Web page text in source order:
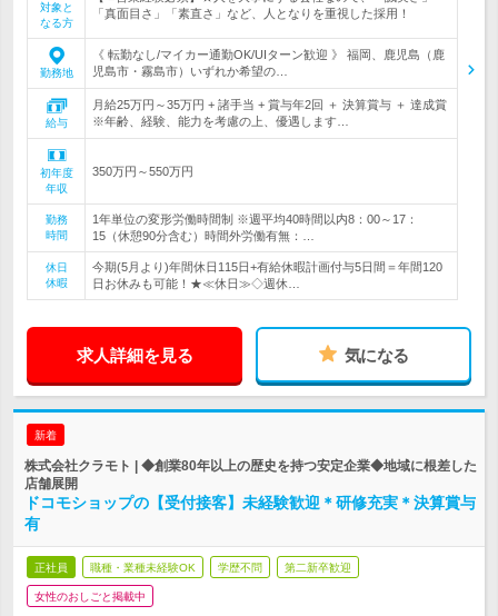
対象と
なる方
「真面目さ」「素直さ」など、人となりを重視した採用！
勤務地
《 転勤なし/マイカー通勤OK/UIターン歓迎 》 福岡、鹿児島（鹿
児島市・霧島市）いずれか希望の…
給与
月給25万円～35万円 + 諸手当 + 賞与年2回 ＋ 決算賞与 ＋ 達成賞
※年齢、経験、能力を考慮の上、優遇します…
初年度
年収
350万円～550万円
勤務
時間
1年単位の変形労働時間制 ※週平均40時間以内8：00～17：
15（休憩90分含む）時間外労働有無：…
休日
休暇
今期(5月より)年間休日115日+有給休暇計画付与5日間＝年間120
日お休みも可能！★≪休日≫◇週休…
求人詳細を見る 気になる
新着
株式会社クラモト | ◆創業80年以上の歴史を持つ安定企業◆地域に根差した
店舗展開
ドコモショップの【受付接客】未経験歓迎＊研修充実＊決算賞与
有
正社員 職種・業種未経験OK 学歴不問 第二新卒歓迎
女性のおしごと掲載中